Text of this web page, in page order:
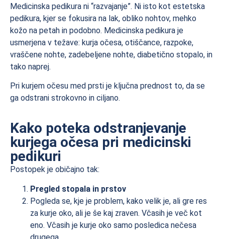
Medicinska pedikura ni “razvajanje”. Ni isto kot estetska
pedikura, kjer se fokusira na lak, obliko nohtov, mehko
kožo na petah in podobno. Medicinska pedikura je
usmerjena v težave: kurja očesa, otiščance, razpoke,
vraščene nohte, zadebeljene nohte, diabetično stopalo, in
tako naprej.
Pri kurjem očesu med prsti je ključna prednost to, da se
ga odstrani strokovno in ciljano.
Kako poteka odstranjevanje
kurjega očesa pri medicinski
pedikuri
Postopek je običajno tak:
Pregled stopala in prstov
Pogleda se, kje je problem, kako velik je, ali gre res
za kurje oko, ali je še kaj zraven. Včasih je več kot
eno. Včasih je kurje oko samo posledica nečesa